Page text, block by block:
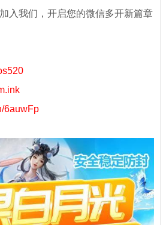
入我们，开启您的微信多开新篇章
6auwFp